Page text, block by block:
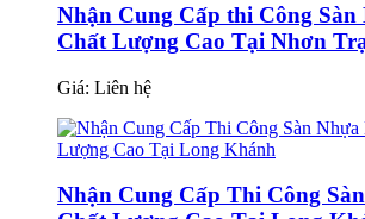
Nhận Cung Cấp thi Công Sàn
Chất Lượng Cao Tại Nhơn
Giá: Liên hệ
Nhận Cung Cấp Thi Công